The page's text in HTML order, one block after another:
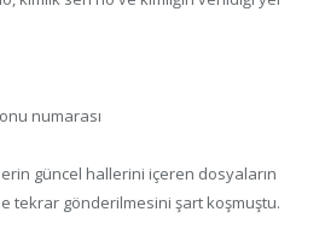
numarası
güncel hallerini içeren dosyaların
tekrar gönderilmesini şart koşmuştu.